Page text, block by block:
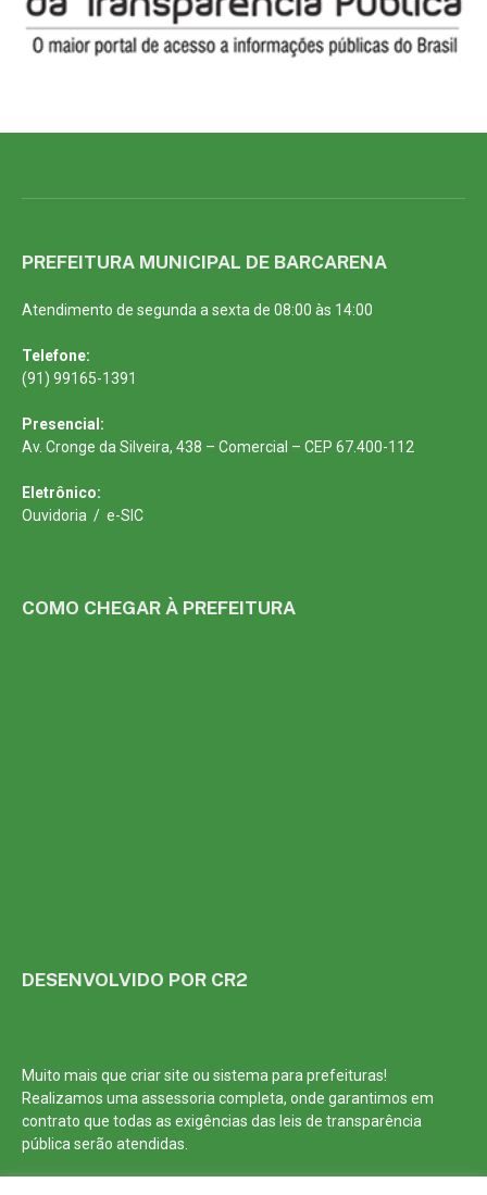
PREFEITURA MUNICIPAL DE BARCARENA
Atendimento de segunda a sexta de 08:00 às 14:00
Telefone:
(91) 99165-1391
Presencial:
Av. Cronge da Silveira, 438 – Comercial – CEP 67.400-112
Eletrônico:
Ouvidoria / e-SIC
COMO CHEGAR À PREFEITURA
DESENVOLVIDO POR CR2
Muito mais que criar site ou sistema para prefeituras!
Realizamos uma assessoria completa, onde garantimos em
contrato que todas as exigências das leis de transparência
pública serão atendidas.